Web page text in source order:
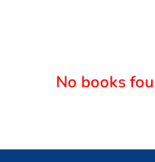
No books